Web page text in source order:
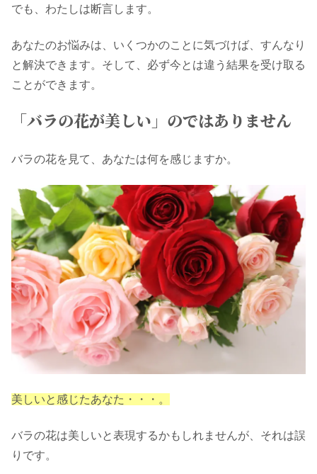
でも、わたしは断言します。
あなたのお悩みは、いくつかのことに気づけば、すんなり
と解決できます。そして、必ず今とは違う結果を受け取る
ことができます。
「バラの花が美しい」のではありません
バラの花を見て、あなたは何を感じますか。
美しいと感じたあなた・・・。
バラの花は美しいと表現するかもしれませんが、それは誤
りです。